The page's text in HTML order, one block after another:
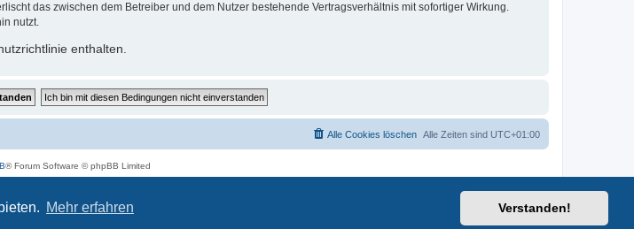
Mehr erfahren Verstanden!
das zwischen dem Betreiber und dem Nutzer bestehende Vertragsverhältnis mit sofortiger Wirkung.
nutzt.
enthalten.
Alle Zeiten sind UTC+01:00
Alle Cookies löschen
® Forum Software © phpBB Limited